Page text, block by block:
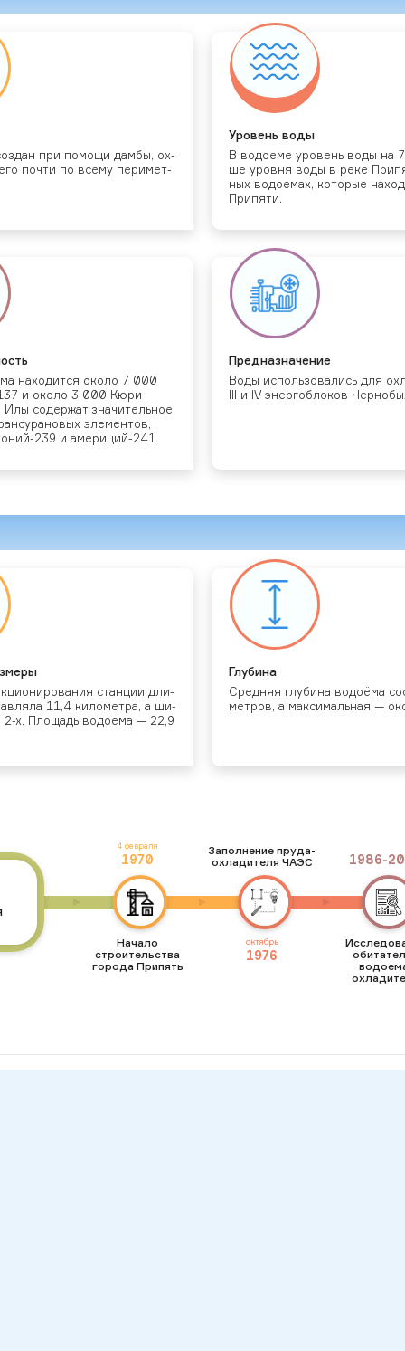
при по­мощи дам­бы, ох­
поч­ти по все­му пе­римет­
Уро­вень во­ды
В во­до­еме уро­вень во­ды на
ше уров­ня во­ды в ре­ке
ных во­до­емах, ко­торые
При­пяти.
на­ходит­ся око­ло 7 000
и око­ло 3 000 Кю­ри
со­дер­жат зна­читель­ное
эле­мен­тов,
239 и аме­риций-241.
Пред­назна­чение
Во­ды ис­поль­зо­вались для
III и IV энер­гобло­ков
стан­ции дли­
11,4 ки­ломет­ра, а ши­
х. Пло­щадь во­до­ема — 22,9
Глу­бина
Сред­няя глу­бина во­до­ёма
мет­ров, а мак­си­маль­ная —
4 февраля
1970
Начало
строительства
города Припять
октябрь
1976
Заполнение пруда-
охладителя ЧАЭС
1986-